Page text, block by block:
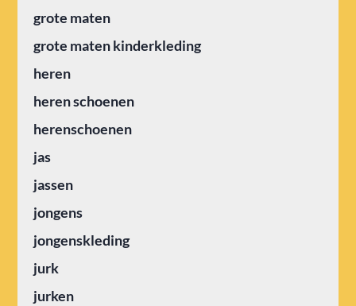
grote maten
grote maten kinderkleding
heren
heren schoenen
herenschoenen
jas
jassen
jongens
jongenskleding
jurk
jurken